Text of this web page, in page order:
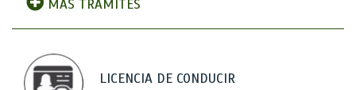
MÁS TRÁMITES
LICENCIA DE CONDUCIR